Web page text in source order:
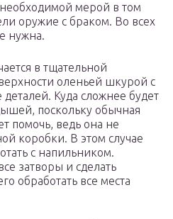
необходимой мерой в том
оружие с браком. Во всех
нужна.
в тщательной
оленьей шкурой с
Куда сложнее будет
поскольку обычная
помочь, ведь она не
коробки. В этом случае
с напильником.
затворы и сделать
обработать все места